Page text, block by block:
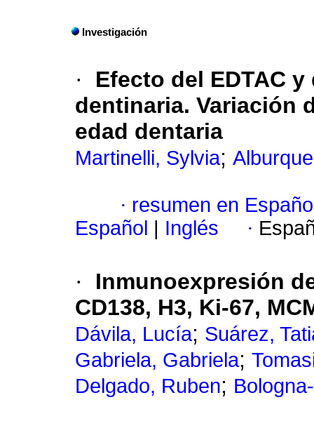
Investigación
·
Efecto del EDTAC
dentinaria. Variación
edad dentaria
Martinelli, Sylvia;
· resumen en
Español
Inglés ·
·
Inmunoexpresión
CD138, H3, Ki-67,
Dávila, Lucía; Suárez,
Gabriela, Gabriela;
Delgado, Ruben;